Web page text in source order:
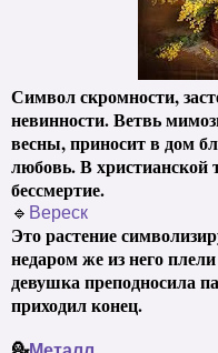
Символ скромности,
невинности. Ветвь
весны, приносит в дом
любовь. В христианской
бессмертие.
🔹 Вереск
Это растение
недаром же из него
девушка преподносила
приходил конец.